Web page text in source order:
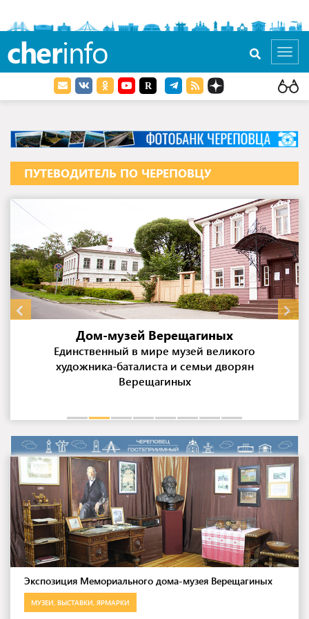
cherinfo
ПУТЕВОДИТЕЛЬ ПО ЧЕРЕПОВЦУ
Дом-музей Верещагиных
Единственный в мире музей великого
художника-баталиста и семьи дворян
Верещагиных
Экспозиция Мемориального дома-музея Верещагиных
МУЗЕИ, ВЫСТАВКИ, ЯРМАРКИ